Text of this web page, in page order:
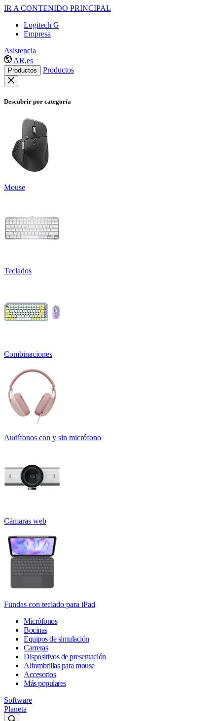
IR A CONTENIDO PRINCIPAL
Logitech G
Empresa
Asistencia
AR,es
Productos Productos
Descubrir por categoría
Mouse
Teclados
Combinaciones
Audífonos con y sin micrófono
Cámaras web
Fundas con teclado para iPad
Micrófonos
Bocinas
Equipos de simulación
Carreras
Dispositivos de presentación
Alfombrillas para mouse
Accesorios
Más populares
Software
Planeta